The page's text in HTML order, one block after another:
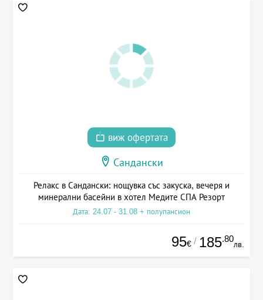
виж офертата
Сандански
Релакс в Сандански: нощувка със закуска, вечеря и
минерални басейни в хотел Медите СПА Резорт
Дата: 24.07 - 31.08 + полупансион
95€ / 185.80
лв.